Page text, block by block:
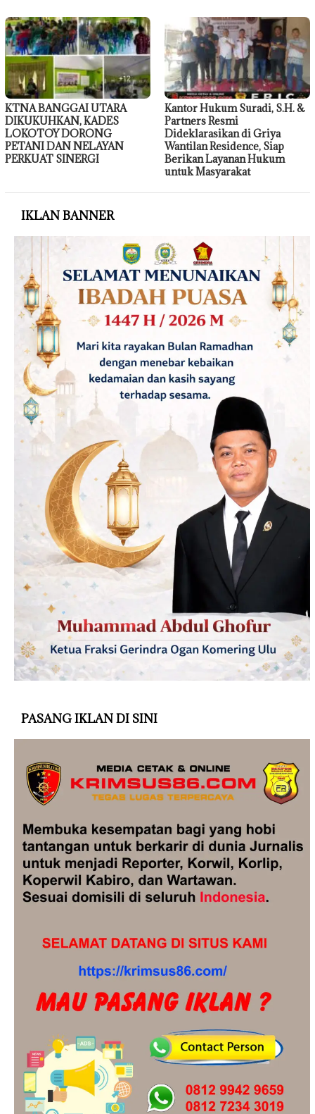
KTNA BANGGAI UTARA
DIKUKUHKAN, KADES
LOKOTOY DORONG
PETANI DAN NELAYAN
PERKUAT SINERGI
Kantor Hukum Suradi, S.H. &
Partners Resmi
Dideklarasikan di Griya
Wantilan Residence, Siap
Berikan Layanan Hukum
untuk Masyarakat
IKLAN BANNER
PASANG IKLAN DI SINI